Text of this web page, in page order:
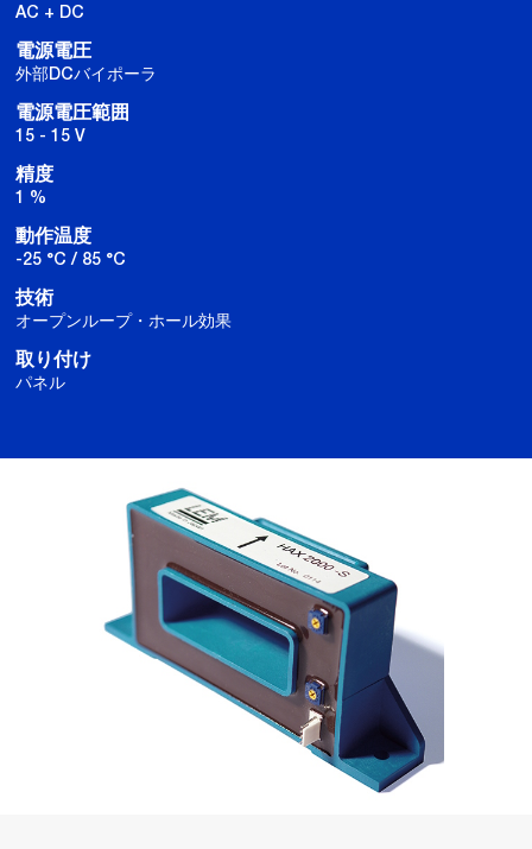
AC + DC
電源電圧
外部DCバイポーラ
電源電圧範囲
15 - 15 V
精度
1 %
動作温度
-25 °C / 85 °C
技術
オープンループ・ホール効果
取り付け
パネル